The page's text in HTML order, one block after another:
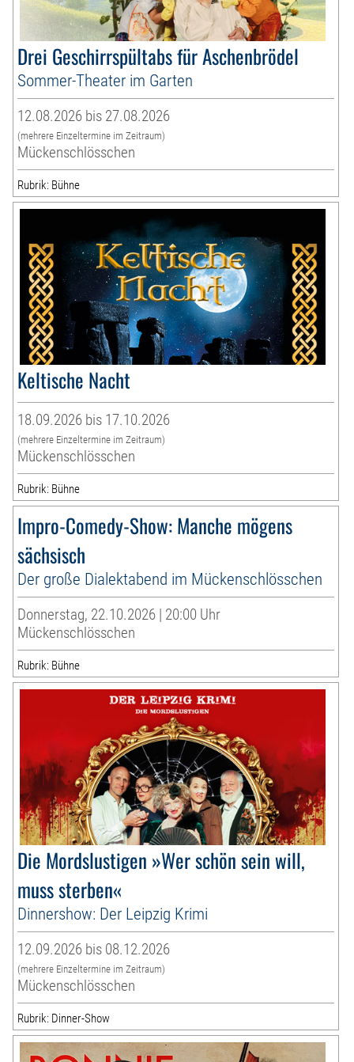
Drei Geschirrspültabs für Aschenbrödel
Sommer-Theater im Garten
12.08.2026 bis 27.08.2026
(mehrere Einzeltermine im Zeitraum)
Mückenschlösschen
Rubrik: Bühne
Keltische Nacht
18.09.2026 bis 17.10.2026
(mehrere Einzeltermine im Zeitraum)
Mückenschlösschen
Rubrik: Bühne
Impro-Comedy-Show: Manche mögens
sächsisch
Der große Dialektabend im Mückenschlösschen
Donnerstag, 22.10.2026 | 20:00 Uhr
Mückenschlösschen
Rubrik: Bühne
Die Mordslustigen »Wer schön sein will,
muss sterben«
Dinnershow: Der Leipzig Krimi
12.09.2026 bis 08.12.2026
(mehrere Einzeltermine im Zeitraum)
Mückenschlösschen
Rubrik: Dinner-Show